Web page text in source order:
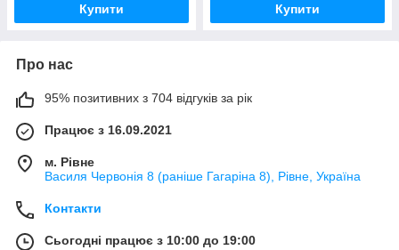
Купити Купити
Про нас
95% позитивних з 704 відгуків за рік
Працює з 16.09.2021
м. Рівне
Василя Червонія 8 (раніше Гагаріна 8), Рівне, Україна
Контакти
Сьогодні працює з 10:00 до 19:00